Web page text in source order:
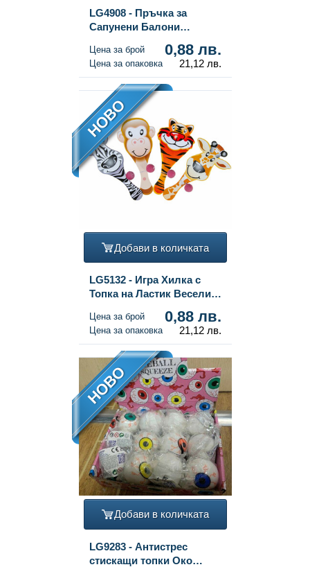
LG4908 - Пръчка за
Сапунени Балони
Дисплей (24 бр.)
Цена за брой 0,88 лв.
Цена за опаковка 21,12 лв.
НОВО
Добави в количката
LG5132 - Игра Хилка с
Топка на Ластик Весели
Цена за брой 0,88 лв.
Цена за опаковка 21,12 лв.
НОВО
Добави в количката
LG9283 - Антистрес
стискащи топки Око